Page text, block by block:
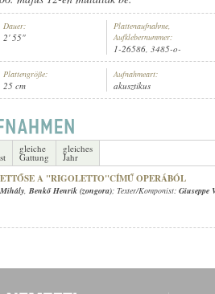
BENKŐ HENRIK (ZONGORA)
Dauer:
2' 55"
Plattenaufnahme,
Aufklebernummer:
1-26586, 3485-o-
Plattengröße:
25 cm
Aufnahmeart:
akusztikus
gleiche
Gattung
gleiches
Jahr
A "RIGOLETTO"CÍMŰ OPERÁBÓL
, Benkő Henrik (zongora); Texter/Komponist: Giuseppe